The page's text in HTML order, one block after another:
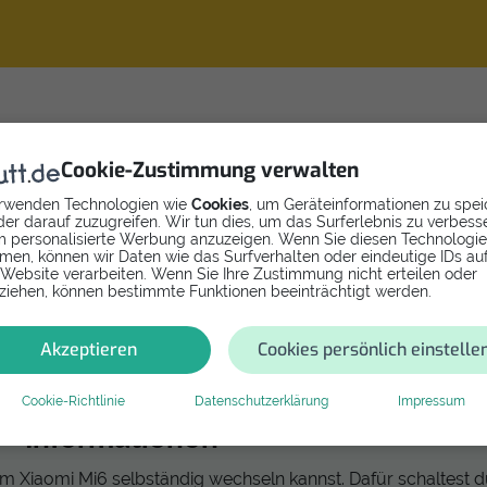
Cookie-Zustimmung verwalten
Technologien wie Cookies , um Geräteinformationen zu
darauf zuzugreifen. Wir tun dies, um das Surferlebnis zu
personalisierte Werbung anzuzeigen. Wenn Sie diesen
können wir Daten wie das Surfverhalten oder eindeutige IDs
verarbeiten. Wenn Sie Ihre Zustimmung nicht erteilen oder
können bestimmte Funktionen beeinträchtigt werden.
Akzeptieren Cookies persönlich
Cookie-Richtlinie Datenschutzerklärung Impressum
Xiaomi Mi 6 einfach selbst
Xiaomi Mi 6 Display einfach selbst tauschen kannst.
vorgehst und erhältst eine Auflistung aller benötigten
selbst wechseln, dann kannst du dein Xiaomi Mi 6
Informationen
Xiaomi Mi6 selbständig wechseln kannst. Dafür schaltest